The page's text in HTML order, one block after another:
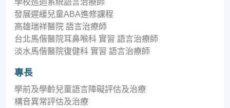
發展遲緩兒童ABA進修課程
高雄瑞祥醫院 語言治療師
台北馬偕醫院耳鼻喉科 實習 語言治療師
淡水馬偕醫院復健科 實習 語言治療師
專長
學前及學齡兒童語言障礙評估及治療
構音異常評估及治療